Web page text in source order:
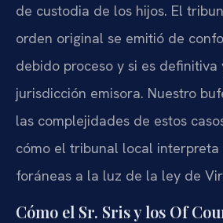
de custodia de los hijos. El
orden original se emitió de
debido proceso y si es
jurisdicción emisora. Nuestro
las complejidades de estos
cómo el tribunal local interpreta
foráneas a la luz de la ley de
Cómo el Sr. Sris y los Of